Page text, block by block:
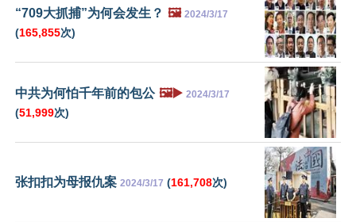
“709大抓捕”为何会发生？ 🖼️ 2024/3/17
(165,855次)
中共为何怕千年前的包公 🖼️▶️ 2024/3/17
(51,999次)
张扣扣为母报仇案 2024/3/17 (161,708次)